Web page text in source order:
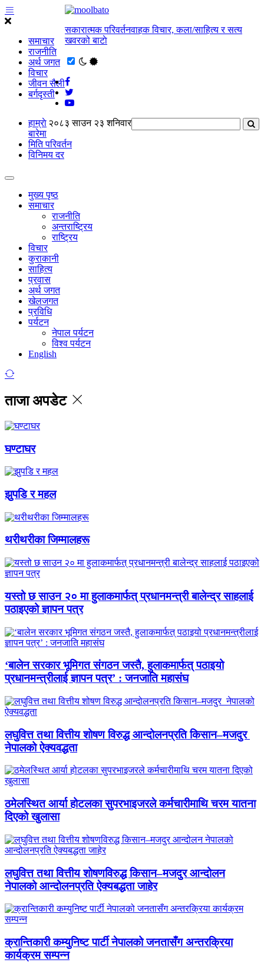
समाचार
राजनीति
अर्थ जगत
विचार
जीवन सैली
बर्गदृस्ती
सकारात्मक परिवर्तनवाहक विचार, कला/साहित्य र सत्य
खवरको बाटाे
२०८३ साउन २३ शनिवार
हाम्राे
बारेमा
मिति परिवर्तन
विनिमय दर
मुख्य पृष्ठ
समाचार
राजनीति
अन्तराष्ट्रिय
राष्ट्रिय
विचार
कुराकानी
साहित्य
प्रवास
अर्थ जगत
खेलजगत
प्रविधि
पर्यटन
नेपाल पर्यटन
विश्व पर्यटन
English
ताजा अपडेट
घण्टाघर
झुपडि र महल
थरीथरीका जिम्मालहरू
यस्तो छ साउन २० मा हुलाकमार्फत् प्रधानमन्त्री बालेन्द्र साहलाई
पठाइएको ज्ञापन पत्र
‘बालेन सरकार भूमिगत संगठन जस्तै, हुलाकमार्फत् पठाइयो
प्रधानमन्त्रीलाई ज्ञापन पत्र’ : जनजाति महासंघ
लघुवित्त तथा वित्तीय शोषण विरुद्ध आन्दोलनप्रति किसान–मजदुर
नेपालको ऐक्यवद्धता
ठमेलस्थित आर्या होटलका सुपरभाइजरले कर्मचारीमाथि चरम यातना
दिएको खुलासा
लघुवित्त तथा वित्तीय शोषणविरुद्ध किसान–मजदुर आन्दोलन
नेपालको आन्दोलनप्रति ऐक्यबद्धता जाहेर
क्रान्तिकारी कम्युनिष्ट पार्टी नेपालको जनतासँग अन्तरक्रिया
कार्यक्रम सम्पन्न